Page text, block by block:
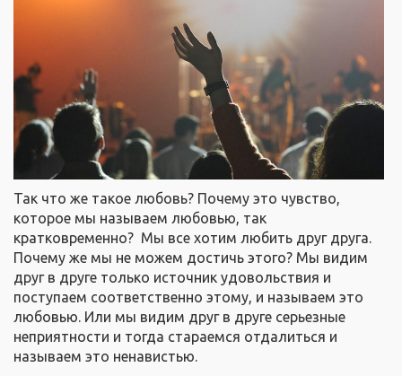
Так что же такое любовь? Почему это чувство,
которое мы называем любовью, так
кратковременно? Мы все хотим любить друг друга.
Почему же мы не можем достичь этого? Мы видим
друг в друге только источник удовольствия и
поступаем соответственно этому, и называем это
любовью. Или мы видим друг в друге серьезные
неприятности и тогда стараемся отдалиться и
называем это ненавистью.